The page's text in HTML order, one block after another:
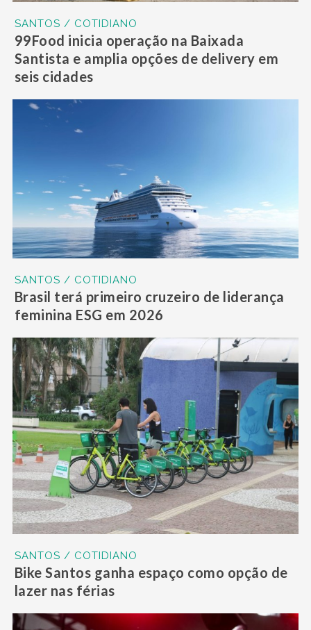
SANTOS / COTIDIANO
99Food inicia operação na Baixada
Santista e amplia opções de delivery em
seis cidades
SANTOS / COTIDIANO
Brasil terá primeiro cruzeiro de liderança
feminina ESG em 2026
SANTOS / COTIDIANO
Bike Santos ganha espaço como opção de
lazer nas férias